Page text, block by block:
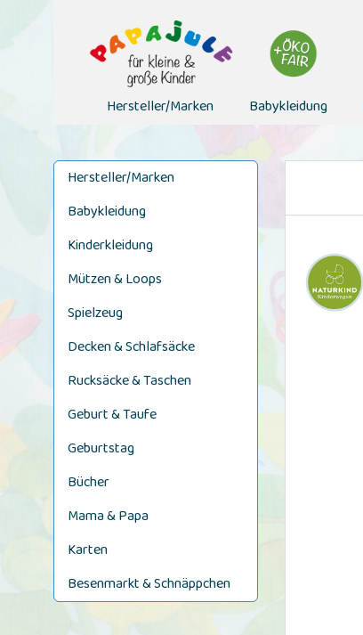
Hersteller/Marken Babykleidung
Hersteller/Marken
Babykleidung
Kinderkleidung
Mützen & Loops
Spielzeug
Decken & Schlafsäcke
Rucksäcke & Taschen
Geburt & Taufe
Geburtstag
Bücher
Mama & Papa
Karten
Besenmarkt & Schnäppchen